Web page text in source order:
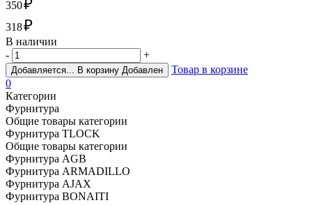
350₽
318₽
В наличии
-
+
Добавляется... В корзину Добавлен
Товар в корзине
0
Категории
Фурнитура
Общие товары категории
Фурнитура TLOCK
Общие товары категории
Фурнитура AGB
Фурнитура ARMADILLO
Фурнитура AJAX
Фурнитура BONAITI